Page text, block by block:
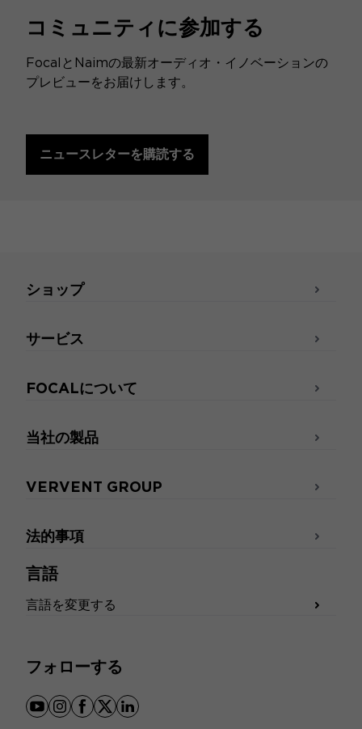
コミュニティに参加する
FocalとNaimの最新オーディオ・イノベーションの
プレビューをお届けします。
ニュースレターを購読する
言語
言語を変更する
フォローする
youtube
instagram
facebook
x linkedin
ショップ
サービス
FOCALについて
当社の製品
VERVENT GROUP
法的事項